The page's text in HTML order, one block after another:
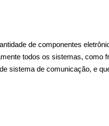
de componentes
todos os sistemas, como
sistema de comunicação, e